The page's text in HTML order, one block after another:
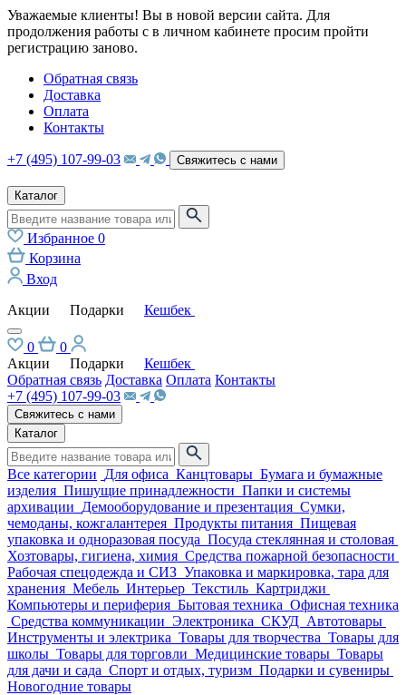
Уважаемые клиенты! Вы в новой версии сайта. Для
продолжения работы с в личном кабинете просим пройти
регистрацию заново.
Обратная связь
Доставка
Оплата
Контакты
+7 (495) 107-99-03 Свяжитесь с нами
Каталог
Избранное 0
Корзина
Вход
Акции
Подарки Кешбек
0
0
Акции
Подарки
Кешбек
Обратная связь Доставка Оплата Контакты
+7 (495) 107-99-03
Свяжитесь с нами
Каталог
Все категории Для офиса Канцтовары Бумага и бумажные
изделия Пишущие принадлежности Папки и системы
архивации Демооборудование и презентация Сумки,
чемоданы, кожгалантерея Продукты питания Пищевая
упаковка и одноразовая посуда Посуда стеклянная и столовая
Хозтовары, гигиена, химия Средства пожарной безопасности
Рабочая спецодежда и СИЗ Упаковка и маркировка, тара для
хранения Мебель Интерьер Текстиль Картриджи
Компьютеры и периферия Бытовая техника Офисная техника
Средства коммуникации Электроника СКУД Автотовары
Инструменты и электрика Товары для творчества Товары для
школы Товары для торговли Медицинские товары Товары
для дачи и сада Спорт и отдых, туризм Подарки и сувениры
Новогодние товары